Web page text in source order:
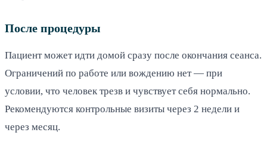
После процедуры
Пациент может идти домой сразу после окончания сеанса.
Ограничений по работе или вождению нет — при
условии, что человек трезв и чувствует себя нормально.
Рекомендуются контрольные визиты через 2 недели и
через месяц.